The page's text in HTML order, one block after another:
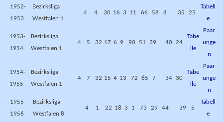
1952-
1953
Bezirksliga
Westfalen 1
4 4 30 16 3 11 66 58 8 35 25
Tabell
e
1953-
1954
Bezirksliga
Westfalen 1
4 5 32 17 6 9 90 51 39 40 24
Tabe
lle
Paar
unge
n
1954-
1955
Bezirksliga
Westfalen 1
4 7 32 15 4 13 72 65 7 34 30
Tabe
lle
Paar
unge
n
1955-
1956
Bezirksliga
Westfalen 8
4 1 22 18 3 1 73 29 44 39 5
Tabell
e